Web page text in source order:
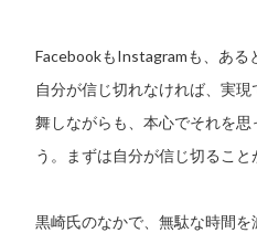
FacebookもInstagramも、ある
自分が信じ切れなければ、実
舞しながらも、本心でそれを
う。まずは自分が信じ切ること
黒崎氏のなかで、無駄な時間